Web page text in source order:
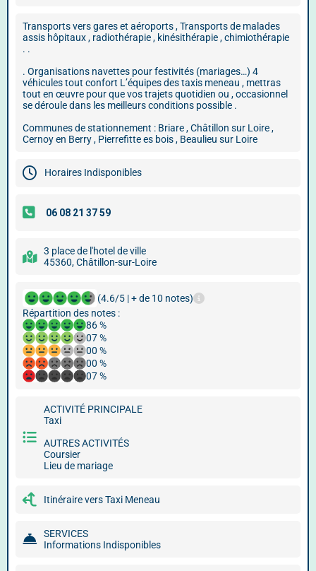
Transports vers gares et aéroports , Transports de malades
assis hôpitaux , radiothérapie , kinésithérapie , chimiothérapie
. .
. Organisations navettes pour festivités (mariages…) 4
véhicules tout confort L’équipes des taxis meneau , mettras
tout en œuvre pour que vos trajets quotidien ou , occasionnel
se déroule dans les meilleurs conditions possible .
Communes de stationnement : Briare , Châtillon sur Loire ,
Cernoy en Berry , Pierrefitte es bois , Beaulieu sur Loire
Horaires Indisponibles
3 place de l'hotel de ville
45360, Châtillon-sur-Loire
(4.6/5 | + de 10 notes)
Répartition des notes :
86 %
07 %
00 %
00 %
07 %
ACTIVITÉ PRINCIPALE
Taxi
AUTRES ACTIVITÉS
Coursier
Lieu de mariage
Itinéraire vers Taxi Meneau
SERVICES
Informations Indisponibles